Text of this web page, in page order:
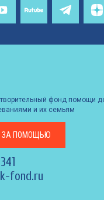
фонд помощи
и их семьям
ЗА ПОМОЩЬЮ
fond.ru